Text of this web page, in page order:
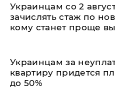
Украинцам со 2
зачислять стаж по
кому станет проще
Украинцам за
квартиру придется
до 50%